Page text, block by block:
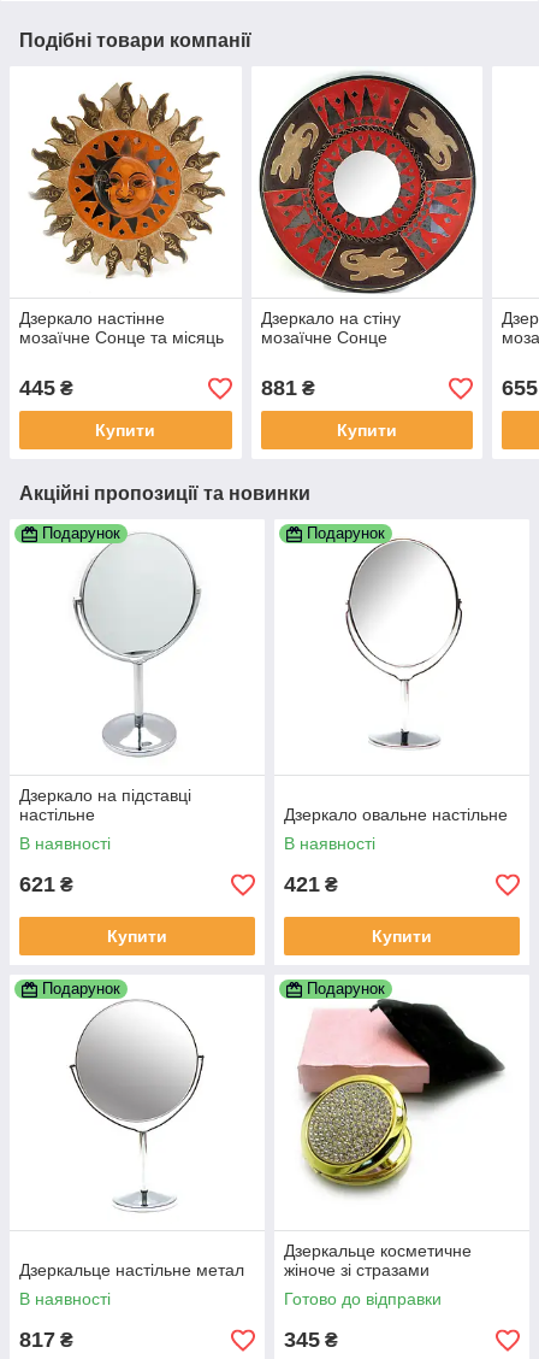
Подібні товари компанії
Дзеркало настінне
мозаїчне Сонце та місяць
445 ₴
Купити
Дзеркало на стіну
мозаїчне Сонце
881₴
Купити
655
Акційні пропозиції та новинки
Подарунок
Дзеркало на підставці
настільне
В наявності
621 ₴
Купити
Подарунок
Дзеркало овальне настільне
В наявності
421 ₴
Купити
Подарунок
Дзеркальце настільне метал
В наявності
817 ₴
Подарунок
Дзеркальце косметичне
жіноче зі стразами
Готово до відправки
345 ₴